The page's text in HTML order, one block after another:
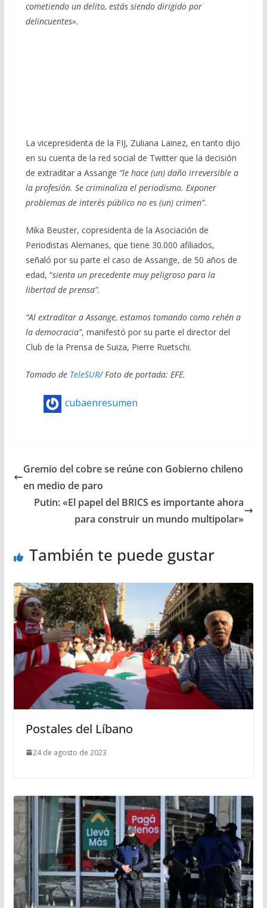
cometiendo un delito, estás siendo dirigido por
delincuentes».
La vicepresidenta de la FIJ, Zuliana Lainez, en tanto dijo
en su cuenta de la red social de Twitter que la decisión
de extraditar a Assange “le hace (un) daño irreversible a
la profesión. Se criminaliza el periodismo. Exponer
problemas de interés público no es (un) crimen”.
Mika Beuster, copresidenta de la Asociación de
Periodistas Alemanes, que tiene 30.000 afiliados,
señaló por su parte el caso de Assange, de 50 años de
edad, “sienta un precedente muy peligroso para la
libertad de prensa”.
“Al extraditar a Assange, estamos tomando como rehén a
la democracia”, manifestó por su parte el director del
Club de la Prensa de Suiza, Pierre Ruetschi.
Tomado de TeleSUR/ Foto de portada: EFE.
cubaenresumen
Gremio del cobre se reúne con Gobierno chileno
en medio de paro
Putin: «El papel del BRICS es importante ahora
para construir un mundo multipolar»
También te puede gustar
Postales del Líbano
24 de agosto de 2023